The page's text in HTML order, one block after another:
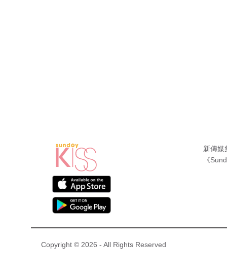
新傳媒
《
Copyright © 2026 - All Rights Reserved